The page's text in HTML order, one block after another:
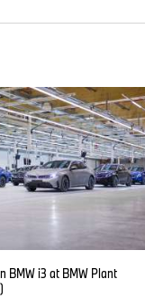
BMW i3 at BMW Plant